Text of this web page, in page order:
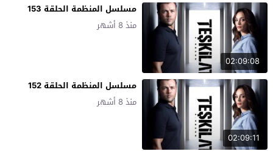
02:09:08
مسلسل المنظمة الحلقة 153
منذ 8 أشهر
02:09:11
مسلسل المنظمة الحلقة 152
منذ 8 أشهر